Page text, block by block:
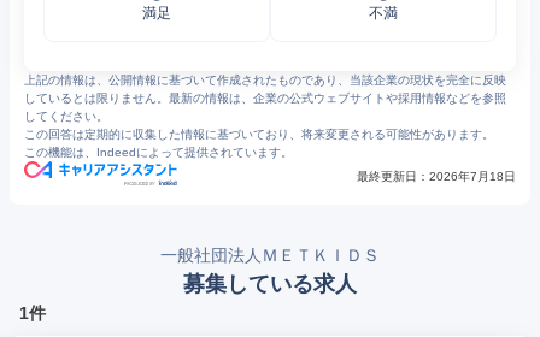
療育部門の取り組み｜METKIDS
満足 不満
上記の情報は、公開情報に基づいて作成されたものであり、当該企業の現状を完全に反映
しているとは限りません。最新の情報は、企業の公式ウェブサイトや採用情報などを参照
してください。
この回答は定期的に収集した情報に基づいており、将来変更される可能性があります。
この機能は、Indeedによって提供されています。
最終更新日： 2026年7月18日
一般社団法人ＭＥＴＫＩＤＳ
募集している求人
1件